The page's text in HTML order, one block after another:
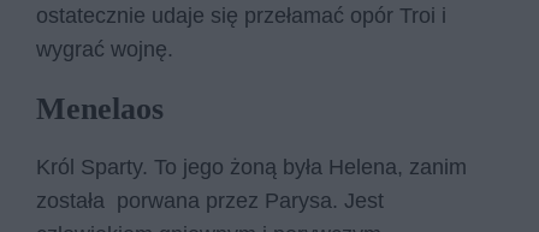
ostatecznie udaje się przełamać opór Troi i
wygrać wojnę.
Menelaos
Król Sparty. To jego żoną była Helena, zanim
została porwana przez Parysa. Jest